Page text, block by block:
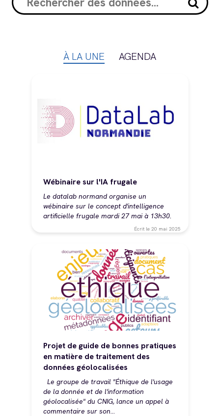
À LA UNE AGENDA
Wébinaire sur l'IA frugale
Le datalab normand organise un
wébinaire sur le concept d'intelligence
artificielle frugale mardi 27 mai à 13h30.
Écrit le20 mai 2025
Projet de guide de bonnes pratiques
en matière de traitement des
données géolocalisées
Le groupe de travail "Éthique de l'usage
de la donnée et de l'information
géolocalisée" du CNIG, lance un appel à
commentaire sur son…